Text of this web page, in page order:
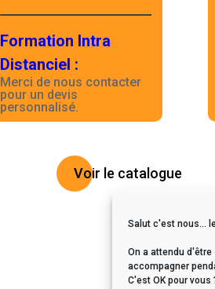
Salut c'est nous...
On a attendu
accompagner
C'est OK pour vous
Formation Intra
Distanciel :
Merci de nous contacter
pour un devis
personnalisé.
Voir le catalogue